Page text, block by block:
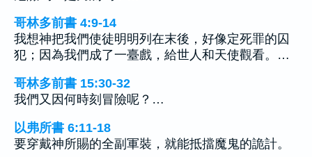
哥林多前書 4:9-14
我想神把我們使徒明明列在末後，好像定死罪的囚
犯；因為我們成了一臺戲，給世人和天使觀看。…
哥林多前書 15:30-32
我們又因何時刻冒險呢？…
以弗所書 6:11-18
要穿戴神所賜的全副軍裝，就能抵擋魔鬼的詭計。